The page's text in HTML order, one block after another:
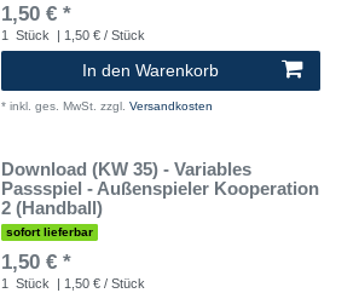
1,50 € *
1 Stück | 1,50 € / Stück
In den Warenkorb
* inkl. ges. MwSt. zzgl. Versandkosten
Download (KW 35) - Variables
Passspiel - Außenspieler Kooperation
2 (Handball)
sofort lieferbar
1,50 € *
1 Stück | 1,50 € / Stück